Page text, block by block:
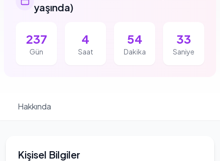
yaşında)
237
Gün
4
Saat
54
Dakika
32
Saniye
Hakkında
Kişisel Bilgiler